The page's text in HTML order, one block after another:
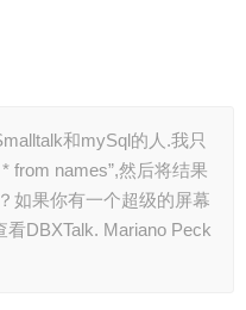
和mySql的人.我只
from names”,然后将结果
如果你有一个超级的屏幕
DBXTalk. Mariano Peck